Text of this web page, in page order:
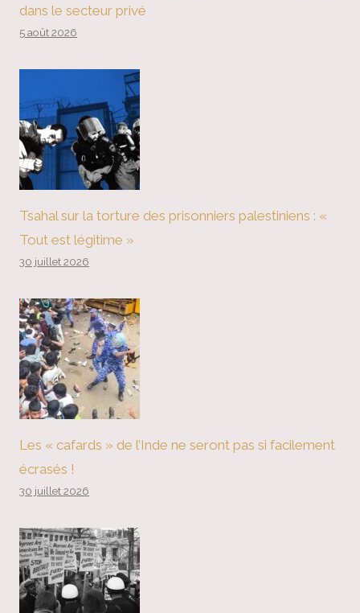
dans le secteur privé
5 août 2026
Tsahal sur la torture des prisonniers palestiniens : «
Tout est légitime »
30 juillet 2026
Les « cafards » de l’Inde ne seront pas si facilement
écrasés !
30 juillet 2026